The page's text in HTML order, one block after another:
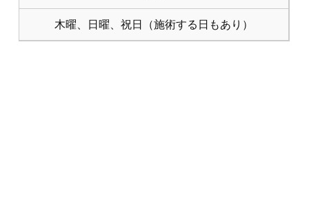
木曜、日曜、祝日（施術する日もあり）